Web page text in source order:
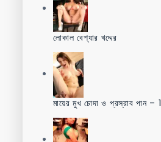
লোকাল বেশ্যার খদ্দের
মায়ের মুখ চোদা ও প্রস্রাব পান – 1